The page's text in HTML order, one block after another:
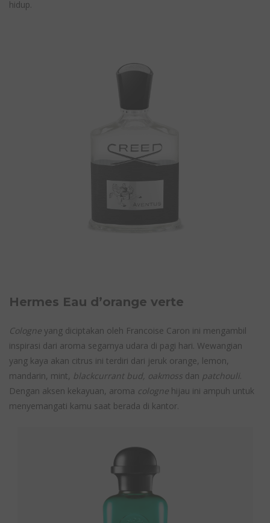
hidup.
Hermes Eau d’orange verte
Cologne yang diciptakan oleh Francoise Caron ini mengambil
inspirasi dari aroma segarnya udara di pagi hari. Wewangian
yang kaya akan citrus ini terdiri dari jeruk orange, lemon,
mandarin, mint, blackcurrant bud, oakmoss dan patchouli.
Dengan aksen kekayuan, aroma cologne hijau ini ampuh untuk
menyemangati kamu saat berada di kantor.